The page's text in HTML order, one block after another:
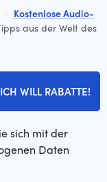
· Kostenlose Audio-
aus der Welt des
ICH WILL RABATTE!
sich mit der
Daten